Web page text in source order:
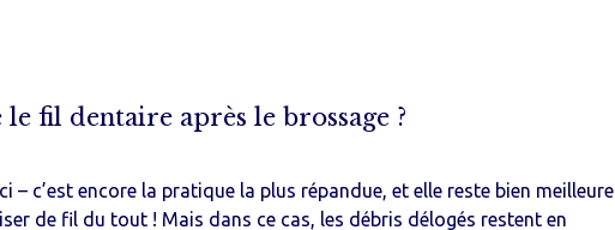
le fil dentaire après le brossage ?
– c’est encore la pratique la plus répandue, et elle reste bien meilleure
de fil du tout ! Mais dans ce cas, les débris délogés restent en